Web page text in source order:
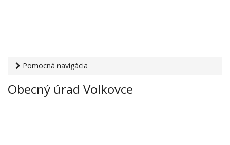
Pomocná navigácia
Obecný úrad Volkovce
Obecný úrad Volkovce